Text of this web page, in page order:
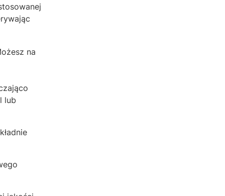
na
lub